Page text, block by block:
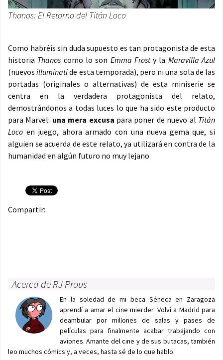
Thanos: El Retorno del Titán Loco
Como habréis sin duda supuesto es tan protagonista de esta
historia Thanos como lo son Emma Frosty la Maravilla Azul
(nuevosilluminatide esta temporada), pero ni una sola de las
portadas (originales o alternativas) de esta miniserie se
centra en la verdadera protagonista del relato,
demostrándonos a todas luces lo que ha sido este producto
para Marvel: una mera excusa para poner de nuevo al Titán
Loco en juego, ahora armado con una nueva gema que, si
alguien se acuerda de este relato, ya utilizará en contra de la
humanidad en algún futuro no muy lejano.
Compartir:
Acerca de RJ Prous
En la soledad de mi beca Séneca en Zaragoza
aprendí a amar el cine mierder. Volví a Madrid para
deambular por millones de salas y pases de
películas para finalmente acabar trabajando con
aviones. Amante del cine y de sus butacas, también
leo muchos cómics y, a veces, hasta sé de lo que hablo.